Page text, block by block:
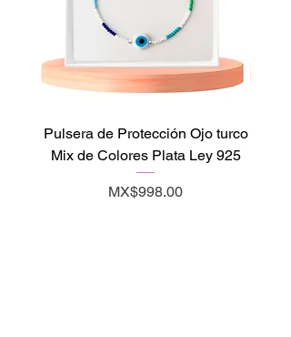
Pulsera de Protección Ojo turco
Mix de Colores Plata Ley 925
Price
MX$998.00